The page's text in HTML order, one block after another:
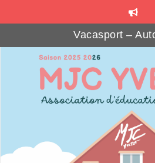
Vacasport –
Les Beaux Jours –
MJ’SOCIAL CLUB :
Formations gratuites pour
Téléthon Party